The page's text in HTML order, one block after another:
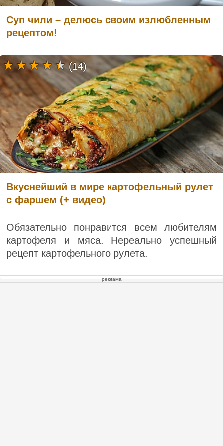
Суп чили – делюсь своим излюбленным
рецептом!
Вкуснейший в мире картофельный рулет
с фаршем (+ видео)
Обязательно понравится всем любителям
картофеля и мяса. Нереально успешный
рецепт картофельного рулета.
(14)
реклама